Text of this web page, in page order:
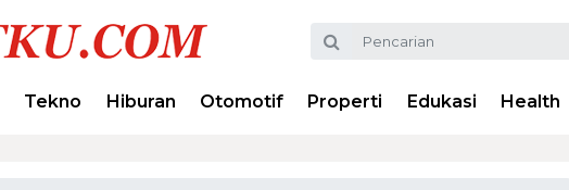
Tekno Hiburan Otomotif Properti Edukasi Health